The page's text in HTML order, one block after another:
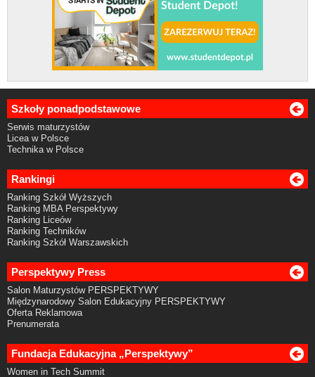
Szkoły ponadpodstawowe
Serwis maturzystów
Licea w Polsce
Technika w Polsce
Rankingi
Ranking Szkół Wyższych
Ranking MBA Perspektywy
Ranking Liceów
Ranking Techników
Ranking Szkół Warszawskich
Perspektywy Press
Salon Maturzystów PERSPEKTYWY
Międzynarodowy Salon Edukacyjny PERSPEKTYWY
Oferta Reklamowa
Prenumerata
Fundacja Edukacyjna „Perspektywy”
Women in Tech Summit